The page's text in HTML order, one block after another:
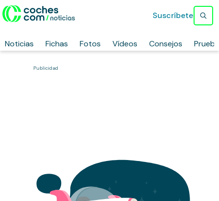
Noticias Fichas Fotos Vídeos Consejos
Suscríbete
Publicidad